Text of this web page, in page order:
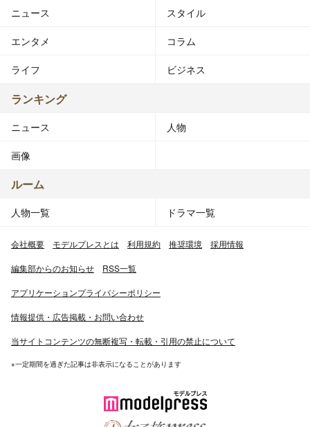
ニュース スタイル
エンタメ コラム
ライフ ビジネス
ランキング
ニュース 人物
画像
ルーム
人物一覧 ドラマ一覧
会社概要 モデルプレスとは 利用規約 推奨環境 採用情報
編集部からのお知らせ RSS一覧
アプリケーションプライバシーポリシー
情報提供・広告掲載・お問い合わせ
当サイトコンテンツの無断複写・転載・引用の禁止について
※一定期間を過ぎた記事は非表示になることがあります